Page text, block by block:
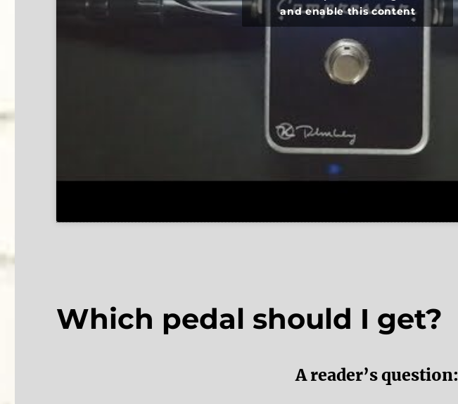
and enable this content
Which pedal should I get?
A reader’s question: